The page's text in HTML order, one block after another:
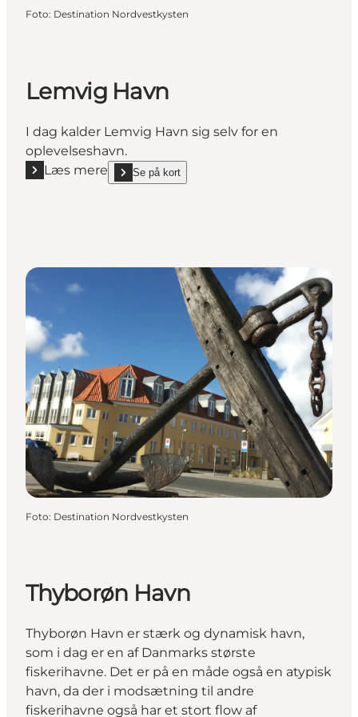
Foto: Destination Nordvestkysten
Lemvig Havn
I dag kalder Lemvig Havn sig selv for en
oplevelseshavn.
Læs mere
Læs mere "Lemvig Havn"
Se på kort
show Lemvig Havn on_map
Foto: Destination Nordvestkysten
Thyborøn Havn
Thyborøn Havn er stærk og dynamisk havn,
som i dag er en af Danmarks største
fiskerihavne. Det er på en måde også en atypisk
havn, da der i modsætning til andre
fiskerihavne også har et stort flow af